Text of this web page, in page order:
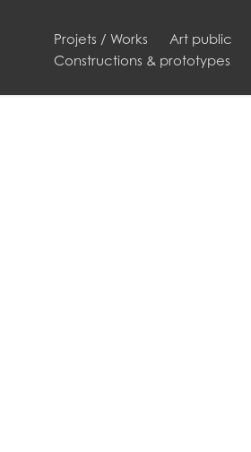
Projets / Works Art public
Constructions & prototypes